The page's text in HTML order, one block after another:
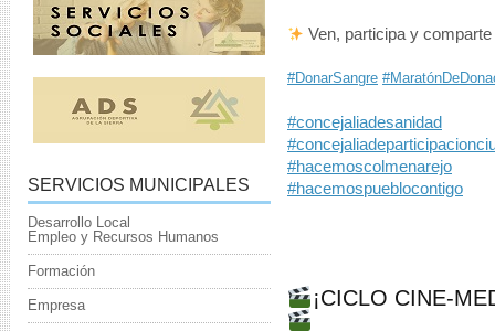
Ven, participa y
#DonarSangre
#concejaliadesanidad
#hacemoscolmenarejo
#hacemospueblocontigo
¡CICLO CINE-
SERVICIOS MUNICIPALES
Desarrollo Local
Empleo y Recursos Humanos
Formación
Empresa